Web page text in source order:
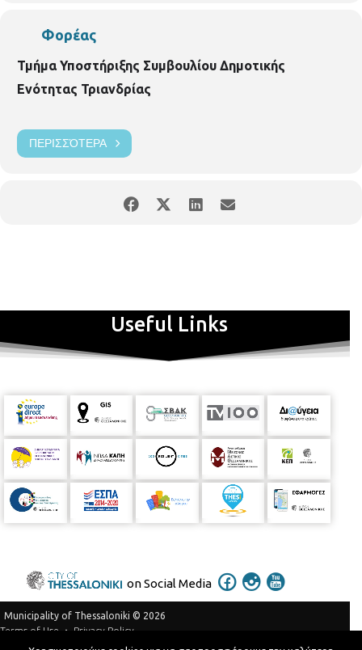
ΔΩΣΕ-ΦΩΣ-ΚΑΙ-ΕΛΠΙΔΑ.jpg
Φορέας
Τμήμα Υποστήριξης Συμβουλίου Δημοτικής
Ενότητας Τριανδρίας
ΠΕΡΙΣΣΌΤΕΡΑ
Useful Links
on Social Media
Municipality of Thessaloniki © 2026
Terms of Use
Privacy Policy